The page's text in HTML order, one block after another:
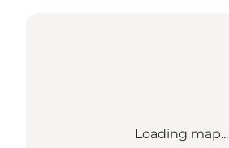
Loading map...